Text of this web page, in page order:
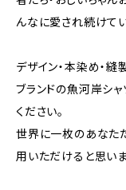
んなに愛され続けてい
デザイン・本染め・
ブランドの魚河岸シ
ください。
世界に一枚のあなた
用いただけると思いま